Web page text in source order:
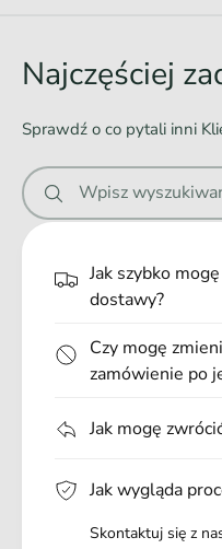
ó
w
x
K
g
o
w
2
x
w
i
e
Najczęściej
Sprawdź o co pytali inni
Wpisz
Jak szybko
dostawy?
Czy mogę
zamówienie po
Jak mogę
Jak wygląda
Skontaktuj się z